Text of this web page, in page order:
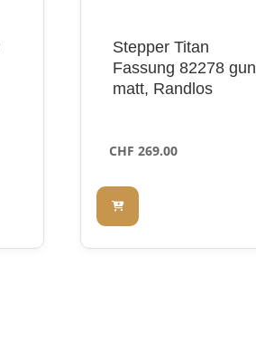
Stepper Titan
Fassung 82278 gun
matt, Randlos
CHF 269.00